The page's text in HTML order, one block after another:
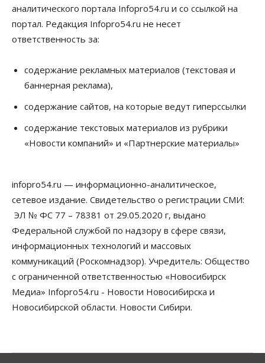
Власть Город Общество
В мэрии Новосибирска объяснили ситуацию с
пешеходной зоной на улице Ленина
05 Августа 2026, 18:00
Бизнес Власть
Независимые АЗС Новосибирска
получают до 20% топлива, прописанного в
05 Августа 2026, 17:00
Власть
Губернатор поблагодарил новосибирских
Бизнес Общество
Самые популярные у
предпринимателей сферы бизнеса назвали в
05 Августа 2026, 16:00
Недвижимость
Летний марафон скидок в ГК «Расцветай — до 16
августа
05 Августа 2026, 15:55
05 Августа 2026, 15:30
аналитического портала Infopro54.ru и со ссылкой на
портал. Редакция Infopro54.ru не несет
ответственность за:
содержание рекламных материалов (текстовая и
баннерная реклама),
содержание сайтов, на которые ведут гиперссылки
содержание текстовых материалов из рубрики
«Новости компаний» и «Партнерские материалы»
infopro54.ru — информационно-аналитическое,
сетевое издание. Свидетельство о регистрации СМИ:
ЭЛ № ФС 77 – 78381 от 29.05.2020 г, выдано
Федеральной службой по надзору в сфере связи,
информационных технологий и массовых
коммуникаций (Роскомнадзор). Учредитель: Общество
с ограниченной ответственностью «Новосибирск
Медиа» Infopro54.ru - Новости Новосибирска и
Новосибирской области. Новости Сибири.